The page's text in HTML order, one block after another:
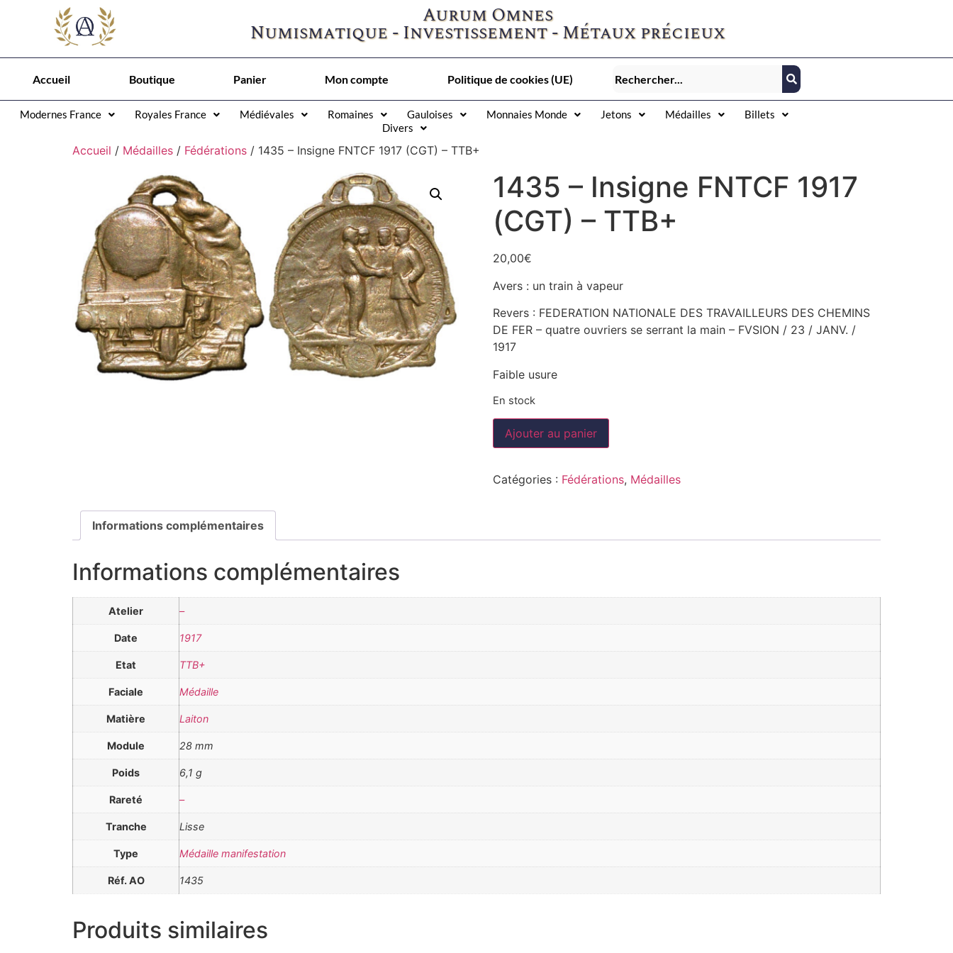
Aurum Omnes
Numismatique - Investissement - Métaux précieux
Accueil Boutique Panier Mon compte Politique de cookies (UE)
Modernes France Royales France Médiévales Romaines Gauloises Monnaies Monde Jetons Médailles
Billets
Divers
Accueil / Médailles / Fédérations / 1435 – Insigne FNTCF 1917 (CGT) – TTB+
1435 – Insigne FNTCF 1917
(CGT) – TTB+
20,00€
Avers : un train à vapeur
Revers : FEDERATION NATIONALE DES TRAVAILLEURS DES CHEMINS
DE FER – quatre ouvriers se serrant la main – FVSION / 23 / JANV. /
1917
Faible usure
En stock
Ajouter au panier
Catégories : Fédérations, Médailles
Informations complémentaires
Informations complémentaires
Atelier –
Date 1917
Etat TTB+
Faciale Médaille
Matière Laiton
Module 28 mm
Poids 6,1 g
Rareté –
Tranche Lisse
Type Médaille manifestation
Réf. AO 1435
Produits similaires